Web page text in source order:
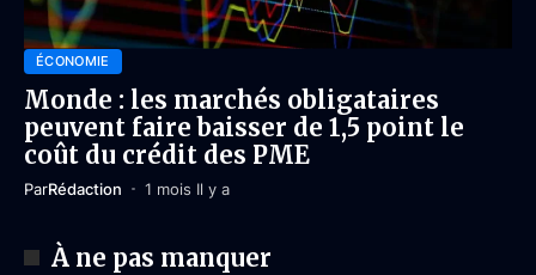
ÉCONOMIE
Monde : les marchés obligataires
peuvent faire baisser de 1,5 point le
coût du crédit des PME
ParRédaction 1 mois Il y a
À ne pas manquer